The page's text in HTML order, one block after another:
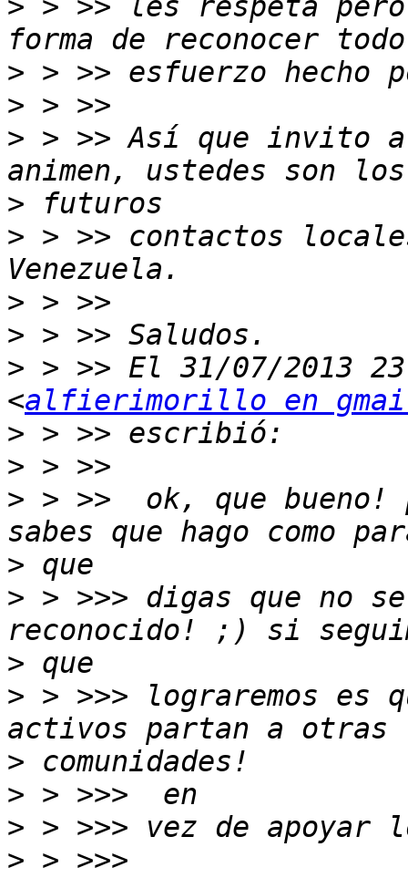
> > >> les respeta
>
>
> > >> Así que invito a
>
> > >> contactos
>
>
> > >> El 31/07/2013
<alfierimorillo en
>
>
> > >>  ok, que bueno!
>
> > >>> digas que no
>
> > >>> lograremos es
>
>
>
> > >>>